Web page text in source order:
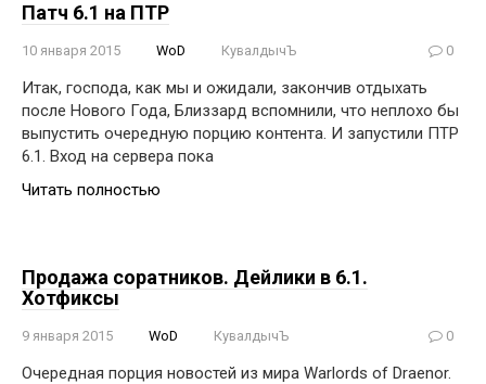
Патч 6.1 на ПТР
10 января 2015 WoD КувалдычЪ 0
Итак, господа, как мы и ожидали, закончив отдыхать
после Нового Года, Близзард вспомнили, что неплохо бы
выпустить очередную порцию контента. И запустили ПТР
6.1. Вход на сервера пока
Читать полностью
Продажа соратников. Дейлики в 6.1.
Хотфиксы
9 января 2015 WoD КувалдычЪ 0
Очередная порция новостей из мира Warlords of Draenor.